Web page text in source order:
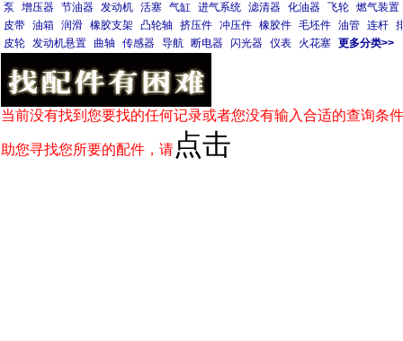
泵
增压器 节油器 发动机 活塞 气缸 进气系统 滤清器 化油器 飞轮 燃气装置
皮带 油箱 润滑 橡胶支架 凸轮轴 挤压件 冲压件 橡胶件 毛坯件 油管 连杆
皮轮 发动机悬置 曲轴 传感器 导航 断电器 闪光器 仪表 火花塞 更多分类>>
当前没有找到您要找的任何记录或者您没有输入合适的查询条
助您寻找您所要的配件，请 点击